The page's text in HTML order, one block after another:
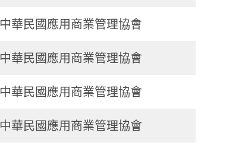
中華民國應用商業管理協會
中華民國應用商業管理協會
中華民國應用商業管理協會
中華民國應用商業管理協會